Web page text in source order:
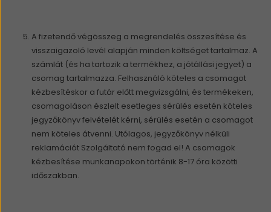
A fizetendő végösszeg a megrendelés összesítése és
visszaigazoló levél alapján minden költséget tartalmaz. A
számlát (és ha tartozik a termékhez, a jótállási jegyet) a
csomag tartalmazza. Felhasználó köteles a csomagot
kézbesítéskor a futár előtt megvizsgálni, és termékeken,
csomagoláson észlelt esetleges sérülés esetén köteles
jegyzőkönyv felvételét kérni, sérülés esetén a csomagot
nem köteles átvenni. Utólagos, jegyzőkönyv nélküli
reklamációt Szolgáltató nem fogad el! A csomagok
kézbesítése munkanapokon történik 8-17 óra közötti
időszakban.